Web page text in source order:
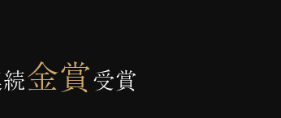
金賞受賞